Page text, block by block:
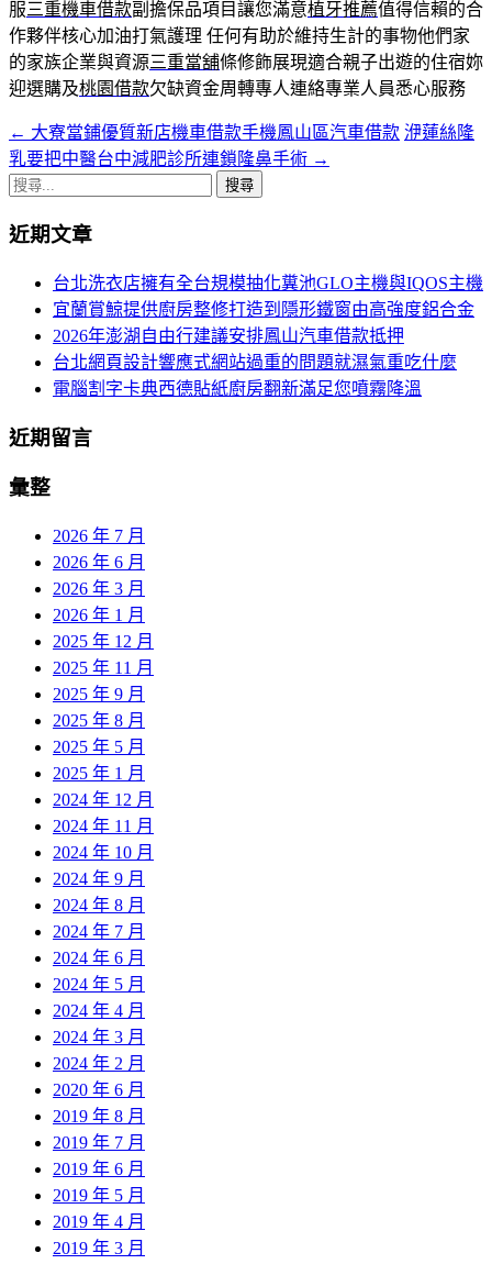
服三重機車借款副擔保品項目讓您滿意植牙推薦值得信賴的合
作夥伴核心加油打氣護理 任何有助於維持生計的事物他們家
的家族企業與資源三重當舖條修飾展現適合親子出遊的住宿妳
迎選購及桃園借款欠缺資金周轉專人連絡專業人員悉心服務
文
章
航
← 大寮當鋪優質新店機車借款手機鳳山區汽車借款 洢蓮絲隆
乳要把中醫台中減肥診所連鎖隆鼻手術 →
搜
關
近期文章
台北洗衣店擁有全台規模抽化糞池GLO主機與IQOS主機
宜蘭賞鯨提供廚房整修打造到隱形鐵窗由高強度鋁合金
2026年澎湖自由行建議安排鳳山汽車借款抵押
台北網頁設計響應式網站過重的問題就濕氣重吃什麼
電腦割字卡典西德貼紙廚房翻新滿足您噴霧降溫
近期留言
彙整
2026 年 7 月
2026 年 6 月
2026 年 3 月
2026 年 1 月
2025 年 12 月
2025 年 11 月
2025 年 9 月
2025 年 8 月
2025 年 5 月
2025 年 1 月
2024 年 12 月
2024 年 11 月
2024 年 10 月
2024 年 9 月
2024 年 8 月
2024 年 7 月
2024 年 6 月
2024 年 5 月
2024 年 4 月
2024 年 3 月
2024 年 2 月
2020 年 6 月
2019 年 8 月
2019 年 7 月
2019 年 6 月
2019 年 5 月
2019 年 4 月
2019 年 3 月